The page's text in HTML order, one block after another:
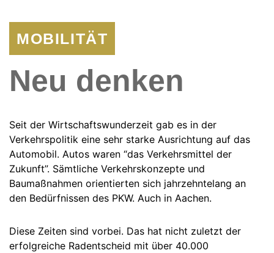
MOBILITÄT
Neu denken
Seit der Wirtschaftswunderzeit gab es in der
Verkehrspolitik eine sehr starke Ausrichtung auf das
Automobil. Autos waren “das Verkehrsmittel der
Zukunft”. Sämtliche Verkehrskonzepte und
Baumaßnahmen orientierten sich jahrzehntelang an
den Bedürfnissen des PKW. Auch in Aachen.
Diese Zeiten sind vorbei. Das hat nicht zuletzt der
erfolgreiche Radentscheid mit über 40.000